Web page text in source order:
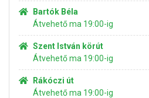
Bartók Béla
Átvehető ma 19:00-ig
Szent István körút
Átvehető ma 19:00-ig
Rákóczi út
Átvehető ma 19:00-ig